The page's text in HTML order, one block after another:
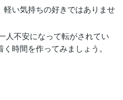
い気持ちの好きではありませ
人不安になって転がされてい
時間を作ってみましょう。